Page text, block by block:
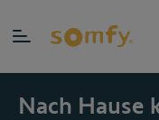
Nach Hause